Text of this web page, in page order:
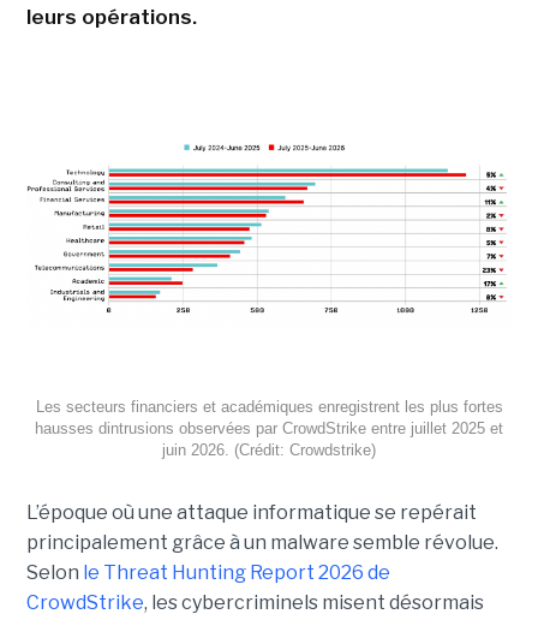
leurs opérations.
Les secteurs financiers et académiques enregistrent les plus fortes
hausses dintrusions observées par CrowdStrike entre juillet 2025 et
juin 2026. (Crédit: Crowdstrike)
L’époque où une attaque informatique se repérait
principalement grâce à un malware semble révolue.
Selon le Threat Hunting Report 2026 de
CrowdStrike, les cybercriminels misent désormais